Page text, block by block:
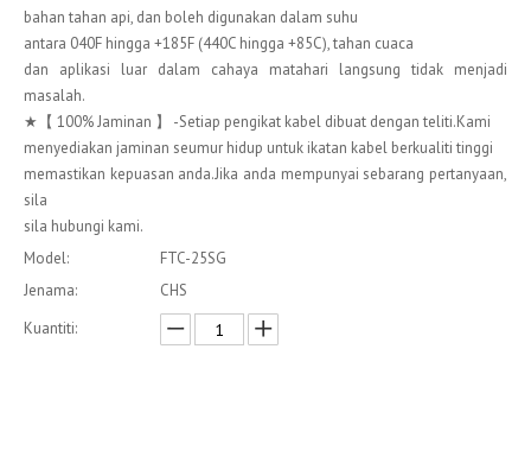
bahan tahan api, dan boleh digunakan dalam suhu
antara 040F hingga +185F (440C hingga +85C), tahan cuaca
dan aplikasi luar dalam cahaya matahari langsung tidak menjadi
masalah.
★【 100% Jaminan 】 -Setiap pengikat kabel dibuat dengan teliti.Kami
menyediakan jaminan seumur hidup untuk ikatan kabel berkualiti tinggi
memastikan kepuasan anda.Jika anda mempunyai sebarang pertanyaan,
sila
sila hubungi kami.
Model:
FTC-25SG
Jenama:
CHS
Kuantiti: